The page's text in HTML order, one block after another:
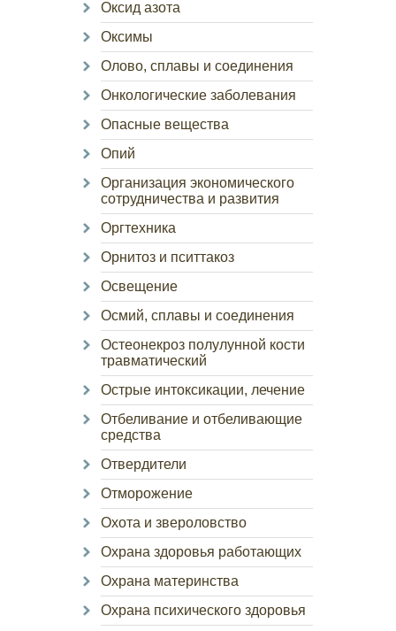
Оксид азота
Оксимы
Олово, сплавы и соединения
Онкологические заболевания
Опасные вещества
Опий
Организация экономического
сотрудничества и развития
Оргтехника
Орнитоз и пситтакоз
Освещение
Осмий, сплавы и соединения
Остеонекроз полулунной кости
травматический
Острые интоксикации, лечение
Отбеливание и отбеливающие
средства
Отвердители
Отморожение
Охота и звероловство
Охрана здоровья работающих
Охрана материнства
Охрана психического здоровья